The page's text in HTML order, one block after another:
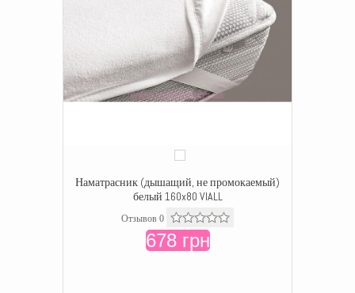
Наматрасник (дышащий, не промокаемый)
белый 160x80 VIALL
Отзывов 0
678 грн